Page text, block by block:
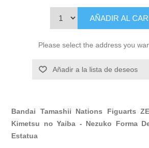
AÑADIR AL
Please select the address you
Añadir a la lista de deseos
Bandai Tamashii Nations Figuarts
Kimetsu no Yaiba - Nezuko Forma
Estatua